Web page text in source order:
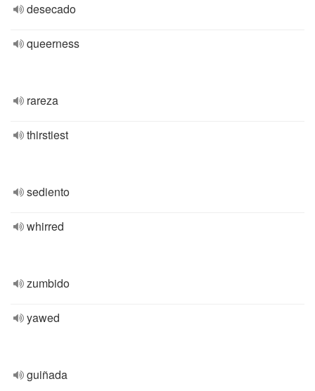
desecado
queerness
rareza
thirstiest
sediento
whirred
zumbido
yawed
guiñada